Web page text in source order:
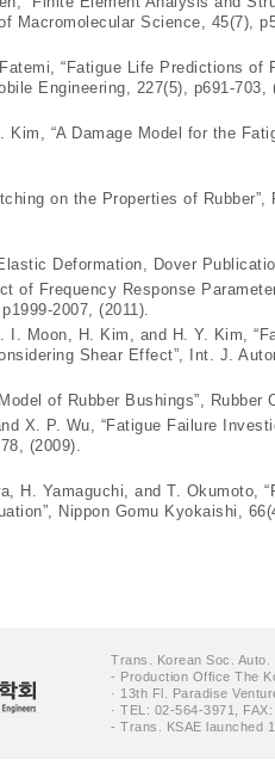
Macromolecular Science, 45(7),
“Fatigue Life Predictions
Engineering, 227(5), p691-703,
Kim, “A Damage Model for the
on the Properties of
Deformation, Dover
of Frequency Response
2007, (2011).
I. Moon, H. Kim, and H. Y. Kim,
Shear Effect”, Int. J.
of Rubber Bushings”,
X. P. Wu, “Fatigue Failure
(2009).
H. Yamaguchi, and T. Okumoto,
Nippon Gomu Kyokaishi,
Trans. Korean Soc. Auto.
- Production Office The
· 13th Fl. Paradise
· TEL: 02-564-3971,
- Trans. KSAE launched